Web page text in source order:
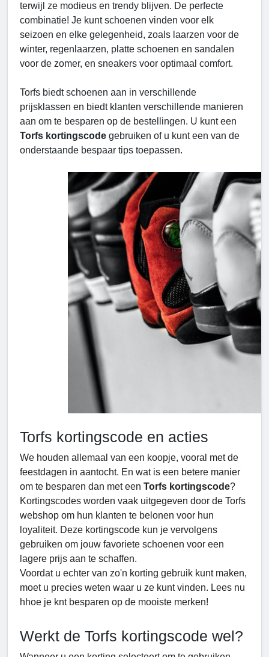
terwijl ze modieus en trendy blijven. De perfecte
combinatie! Je kunt schoenen vinden voor elk
seizoen en elke gelegenheid, zoals laarzen voor de
winter, regenlaarzen, platte schoenen en sandalen
voor de zomer, en sneakers voor optimaal comfort.
Torfs biedt schoenen aan in verschillende
prijsklassen en biedt klanten verschillende manieren
aan om te besparen op de bestellingen. U kunt een
Torfs kortingscode gebruiken of u kunt een van de
onderstaande bespaar tips toepassen.
Torfs kortingscode en acties
We houden allemaal van een koopje, vooral met de
feestdagen in aantocht. En wat is een betere manier
om te besparen dan met een Torfs kortingscode?
Kortingscodes worden vaak uitgegeven door de Torfs
webshop om hun klanten te belonen voor hun
loyaliteit. Deze kortingscode kun je vervolgens
gebruiken om jouw favoriete schoenen voor een
lagere prijs aan te schaffen.
Voordat u echter van zo'n korting gebruik kunt maken,
moet u precies weten waar u ze kunt vinden. Lees nu
hhoe je knt besparen op de mooiste merken!
Werkt de Torfs kortingscode wel?